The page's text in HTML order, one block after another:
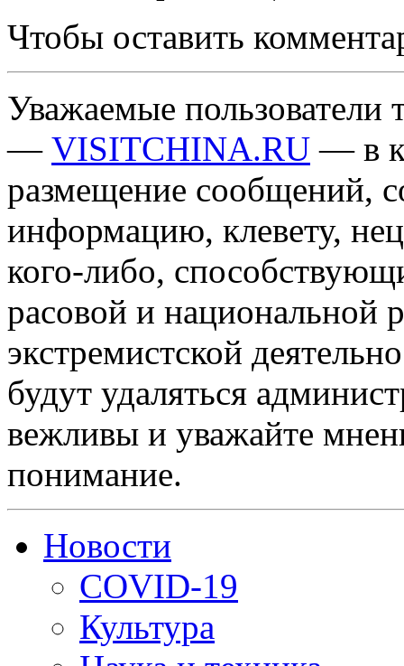
Чтобы оставить
Уважаемые пользователи
— VISITCHINA.RU — в
размещение сообщений,
информацию, клевету,
кого-либо,
расовой и национальной
экстремистской
будут удаляться
вежливы и уважайте
понимание.
Новости
COVID-19
Культура